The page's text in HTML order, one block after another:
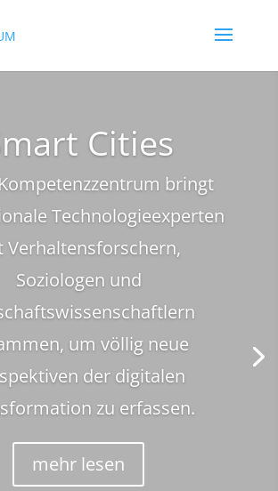
Cities
bringt
Technologieexperten
Verhaltensforschern,
Soziologen und
um völlig neue
der digitalen
zu erfassen.
mehr lesen